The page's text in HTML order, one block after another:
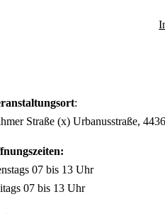
:
Straße (x) Urbanusstraße,
07 bis 13 Uhr
07 bis 13 Uhr